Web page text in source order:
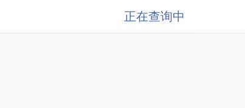
正在查询中